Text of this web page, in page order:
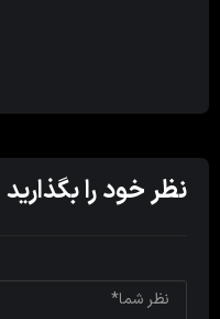
نظر خود را بگذارید